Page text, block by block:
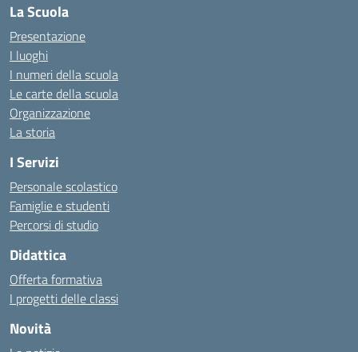
La Scuola
Presentazione
I luoghi
I numeri della scuola
Le carte della scuola
Organizzazione
La storia
I Servizi
Personale scolastico
Famiglie e studenti
Percorsi di studio
Didattica
Offerta formativa
I progetti delle classi
Novità